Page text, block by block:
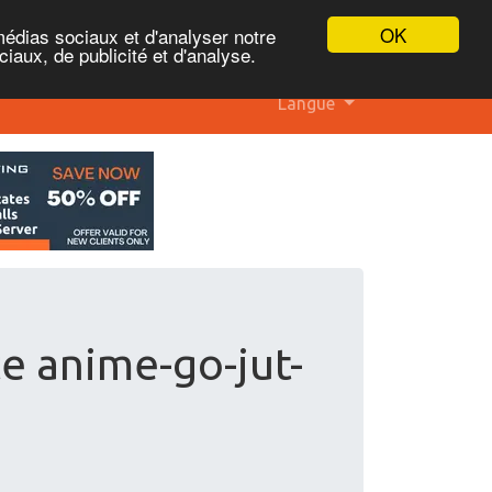
OK
sociaux et d'analyser notre
de publicité et d'analyse.
Langue
anime-go-jut-